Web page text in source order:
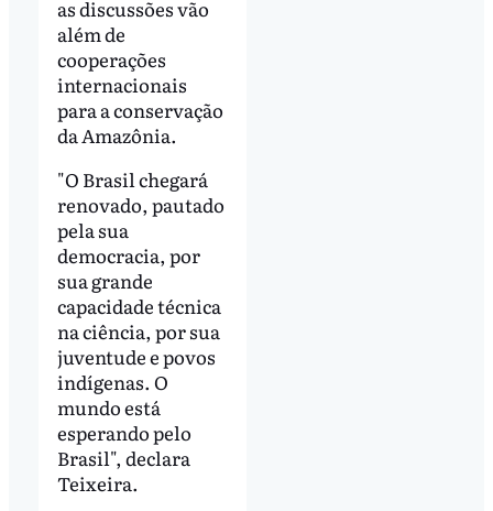
as discussões vão
além de
cooperações
internacionais
para a conservação
da Amazônia.
"O Brasil chegará
renovado, pautado
pela sua
democracia, por
sua grande
capacidade técnica
na ciência, por sua
juventude e povos
indígenas. O
mundo está
esperando pelo
Brasil", declara
Teixeira.